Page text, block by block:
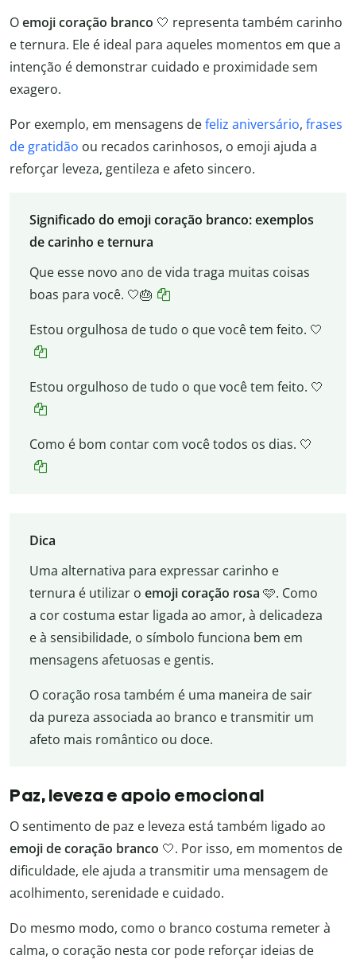
Oemoji coração branco 🤍 representa também carinho
e ternura. Ele é ideal para aqueles momentos em que a
intenção é demonstrar cuidado e proximidade sem
exagero.
Por exemplo, em mensagens defeliz aniversário, frases
de gratidão ou recados carinhosos, o emoji ajuda a
reforçar leveza, gentileza e afeto sincero.
Significado do emoji coração branco: exemplos
de carinho e ternura
Que esse novo ano de vida traga muitas coisas
boas para você. 🤍🎂
Estou orgulhosa de tudo o que você tem feito. 🤍
Estou orgulhoso de tudo o que você tem feito. 🤍
Como é bom contar com você todos os dias. 🤍
Dica
Uma alternativa para expressar carinho e
ternura é utilizar o emoji coração rosa 🩷. Como
a cor costuma estar ligada ao amor, à delicadeza
e à sensibilidade, o símbolo funciona bem em
mensagens afetuosas e gentis.
O coração rosa também é uma maneira de sair
da pureza associada ao branco e transmitir um
afeto mais romântico ou doce.
Paz, leveza e apoio emocional
O sentimento de paz e leveza está também ligado ao
emoji de coração branco 🤍. Por isso, em momentos de
dificuldade, ele ajuda a transmitir uma mensagem de
acolhimento, serenidade e cuidado.
Do mesmo modo, como o branco costuma remeter à
calma, o coração nesta cor pode reforçar ideias de